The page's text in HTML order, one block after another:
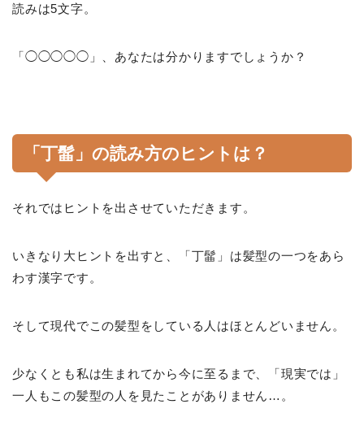
読みは5文字。
「◯◯◯◯◯」、あなたは分かりますでしょうか？
「丁髷」の読み方のヒントは？
それではヒントを出させていただきます。
いきなり大ヒントを出すと、「丁髷」は髪型の一つをあら
わす漢字です。
そして現代でこの髪型をしている人はほとんどいません。
少なくとも私は生まれてから今に至るまで、「現実では」
一人もこの髪型の人を見たことがありません…。